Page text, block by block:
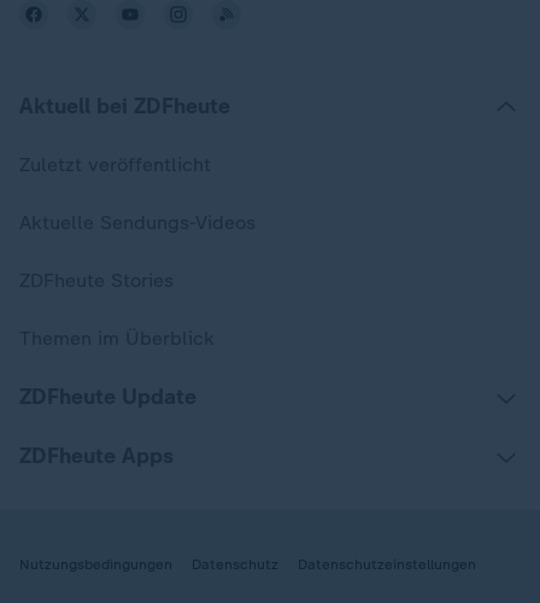
Nutzungsbedingungen Datenschutz Datenschutzeinstellungen